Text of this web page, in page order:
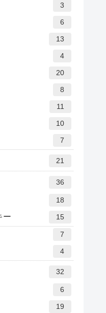
3
6
13
4
20
8
11
10
7
21
36
18
ー 15
7
4
32
6
19